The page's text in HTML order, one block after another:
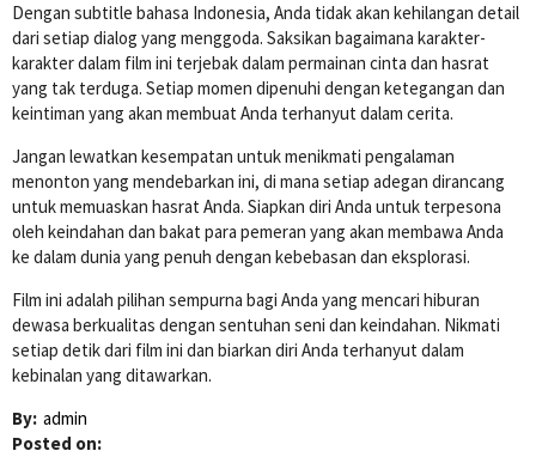
Dengan subtitle bahasa Indonesia, Anda tidak akan kehilangan detail
dari setiap dialog yang menggoda. Saksikan bagaimana karakter-
karakter dalam film ini terjebak dalam permainan cinta dan hasrat
yang tak terduga. Setiap momen dipenuhi dengan ketegangan dan
keintiman yang akan membuat Anda terhanyut dalam cerita.
Jangan lewatkan kesempatan untuk menikmati pengalaman
menonton yang mendebarkan ini, di mana setiap adegan dirancang
untuk memuaskan hasrat Anda. Siapkan diri Anda untuk terpesona
oleh keindahan dan bakat para pemeran yang akan membawa Anda
ke dalam dunia yang penuh dengan kebebasan dan eksplorasi.
Film ini adalah pilihan sempurna bagi Anda yang mencari hiburan
dewasa berkualitas dengan sentuhan seni dan keindahan. Nikmati
setiap detik dari film ini dan biarkan diri Anda terhanyut dalam
kebinalan yang ditawarkan.
By: admin
Posted on: